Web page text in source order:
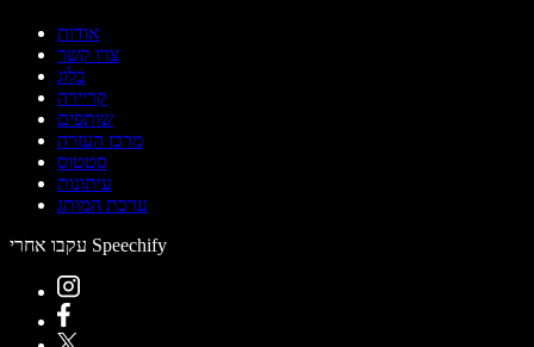
אודות
צרו קשר
בלוג
קריירה
שותפים
מרכז העזרה
סטטוס
עיתונות
ערכת המותג
עקבו אחרי Speechify